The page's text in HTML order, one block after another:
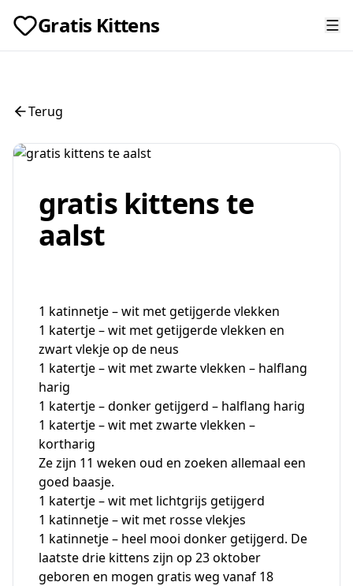
Gratis Kittens
Terug
gratis kittens te
aalst
1 katinnetje – wit met getijgerde vlekken
1 katertje – wit met getijgerde vlekken en
zwart vlekje op de neus
1 katertje – wit met zwarte vlekken – halflang
harig
1 katertje – donker getijgerd – halflang harig
1 katertje – wit met zwarte vlekken –
kortharig
Ze zijn 11 weken oud en zoeken allemaal een
goed baasje.
1 katertje – wit met lichtgrijs getijgerd
1 katinnetje – wit met rosse vlekjes
1 katinnetje – heel mooi donker getijgerd. De
laatste drie kittens zijn op 23 oktober
geboren en mogen gratis weg vanaf 18